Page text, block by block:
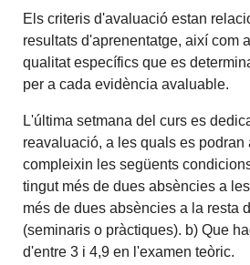
Els criteris d'avaluació estan
resultats d'aprenentatge, així com
qualitat específics que es
per a cada evidència avaluable.
L'última setmana del curs es
reavaluació, a les quals es
compleixin les següents
tingut més de dues absències a
més de dues absències a la resta
(seminaris o pràctiques). b) Que
d'entre 3 i 4,9 en l'examen teòric.